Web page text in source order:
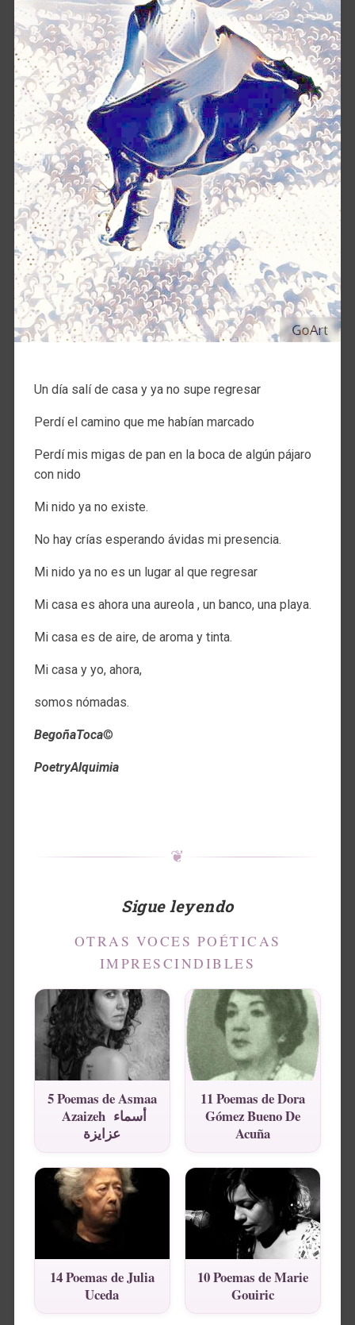
Un día salí de casa y ya no supe regresar
Perdí el camino que me habían marcado
Perdí mis migas de pan en la boca de algún pájaro
con nido
Mi nido ya no existe.
No hay crías esperando ávidas mi presencia.
Mi nido ya no es un lugar al que regresar
Mi casa es ahora una aureola , un banco, una playa.
Mi casa es de aire, de aroma y tinta.
Mi casa y yo, ahora,
somos nómadas.
BegoñaToca©
PoetryAlquimia
❦
Sigue leyendo
OTRAS VOCES POÉTICAS
IMPRESCINDIBLES
5 Poemas de Asmaa
Azaizeh أسماء
عزايزة
11 Poemas de Dora
Gómez Bueno De
Acuña
14 Poemas de Julia
Uceda
10 Poemas de Marie
Gouiric